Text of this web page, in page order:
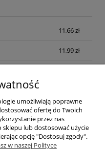
płatności
11,66 zł
11,99 zł
umożliwiają poprawne
ofertę do Twoich
przez nas
lub dostosować użycie
opcję "Dostosuj zgody".
w naszej Polityce